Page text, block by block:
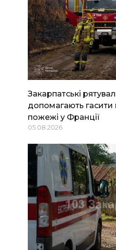
Закарпатські
допомагають гасити
пожежі у Франції
05.08.2026